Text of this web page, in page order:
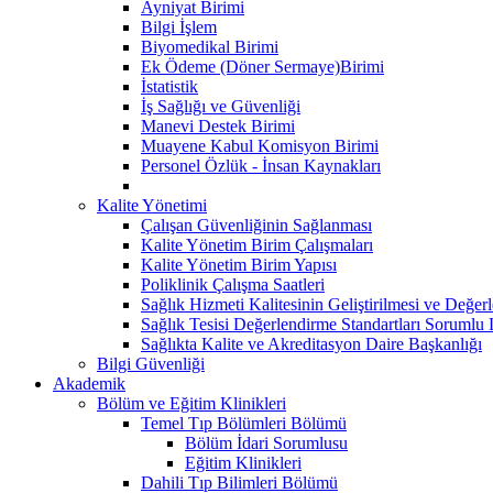
Ayniyat Birimi
Bilgi İşlem
Biyomedikal Birimi
Ek Ödeme (Döner Sermaye)Birimi
İstatistik
İş Sağlığı ve Güvenliği
Manevi Destek Birimi
Muayene Kabul Komisyon Birimi
Personel Özlük - İnsan Kaynakları
Kalite Yönetimi
Çalışan Güvenliğinin Sağlanması
Kalite Yönetim Birim Çalışmaları
Kalite Yönetim Birim Yapısı
Poliklinik Çalışma Saatleri
Sağlık Hizmeti Kalitesinin Geliştirilmesi ve
Sağlık Tesisi Değerlendirme Standartları Sorumlu
Sağlıkta Kalite ve Akreditasyon Daire Başkanlığı
Bilgi Güvenliği
Akademik
Bölüm ve Eğitim Klinikleri
Temel Tıp Bölümleri Bölümü
Bölüm İdari Sorumlusu
Eğitim Klinikleri
Dahili Tıp Bilimleri Bölümü